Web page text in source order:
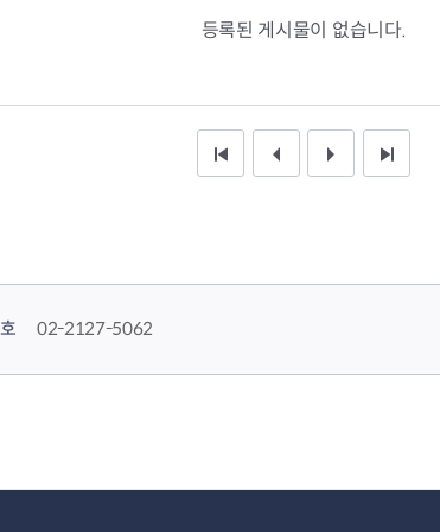
등록된 게시물이 없습니다.
처음 페이지이전 10 페이지다음 10 페이지끝 페이지
02-2127-5062